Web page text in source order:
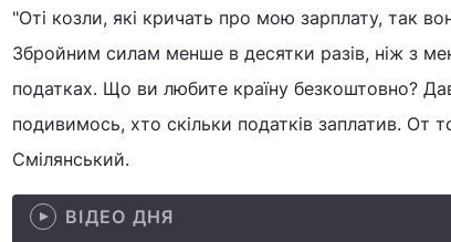
"Оті козли, які кричать про мою зарплату, так
Збройним силам менше в десятки разів, ніж з
податках. Що ви любите країну безкоштовно?
подивимось, хто скільки податків заплатив. От
Смілянський.
ВІДЕО ДНЯ